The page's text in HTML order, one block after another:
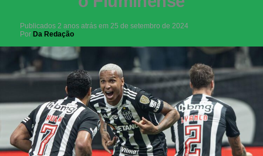
Publicados 2 anos atrás em 25 de setembro de 2024
Por Da Redação